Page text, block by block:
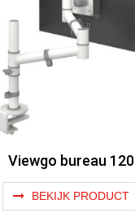
Viewgo bureau 120
BEKIJK PRODUCT